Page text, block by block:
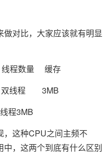
对比，大家应该就有明显
程数量 缓存
双线程 3MB
程3MB
这种CPU之间主频不
，这两个到底有什么区别